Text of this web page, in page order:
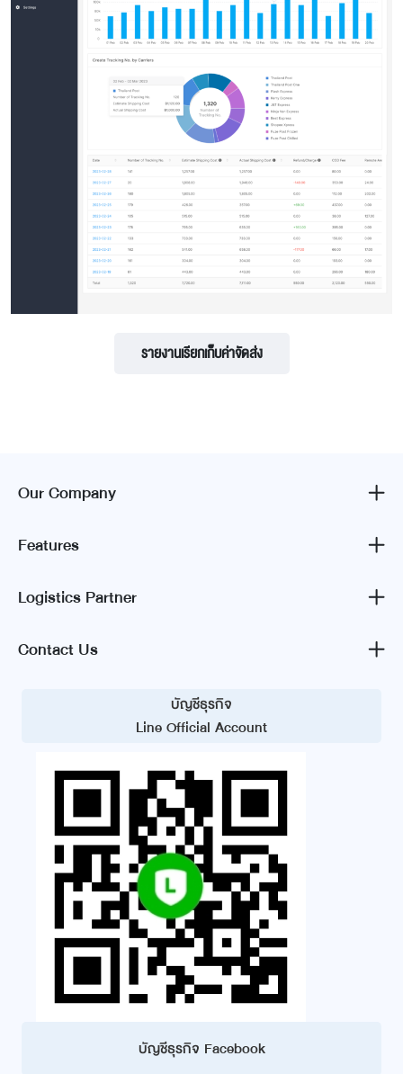
รายงานเรียกเก็บค่าจัดส่ง
Our Company
Features
Logistics Partner
Contact Us
บัญชีธุรกิจ
Line Official Account
บัญชีธุรกิจ Facebook